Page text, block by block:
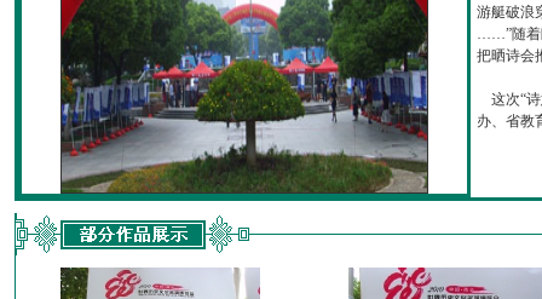
游艇破浪
……”随着
把晒诗会
这次“诗
办、省教